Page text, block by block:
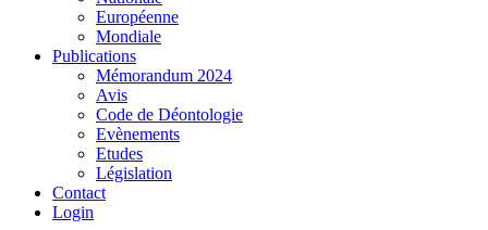
Européenne
Mondiale
Publications
Mémorandum 2024
Avis
Code de Déontologie
Evènements
Etudes
Législation
Contact
Login